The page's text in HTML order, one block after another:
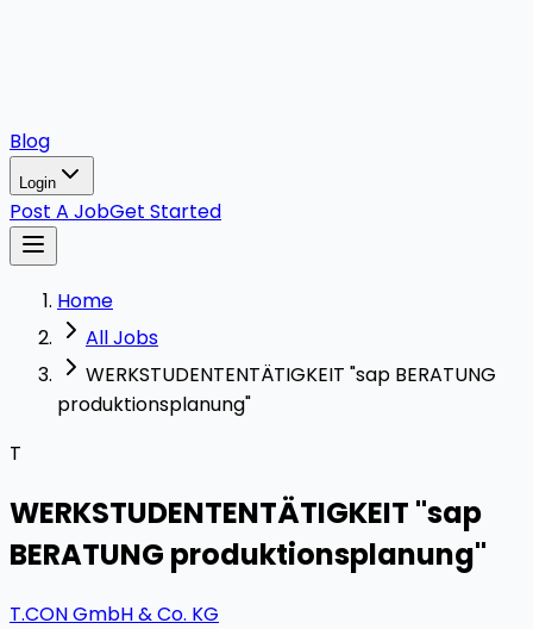
Blog
Login
Post A JobGet Started
Home
All Jobs
WERKSTUDENTENTÄTIGKEIT "sap BERATUNG
produktionsplanung"
T
WERKSTUDENTENTÄTIGKEIT "sap
BERATUNG produktionsplanung"
T.CON GmbH & Co. KG